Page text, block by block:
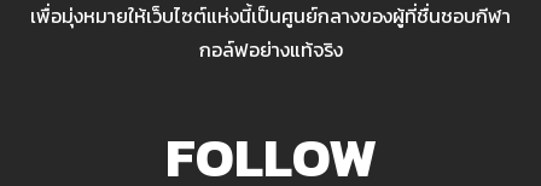
เพื่อมุ่งหมายให้เว็บไซต์แห่งนี้เป็นศูนย์กลางของผู้ที่ชื่นชอบกีฬา
กอล์ฟอย่างแท้จริง
FOLLOW